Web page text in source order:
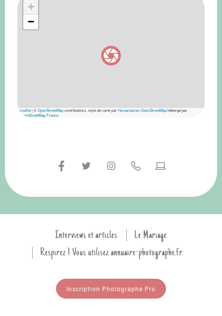
+
−
Leaflet|©OpenStreetMapcontributeurs, style de carte parHumanitarian OpenStreetMaphébergé par
OpenStreetMap France
Interviews et articles
Le Mariage
Respirez ! Vous utilisez annuaire-photographe.fr
Inscription Photographe Pro